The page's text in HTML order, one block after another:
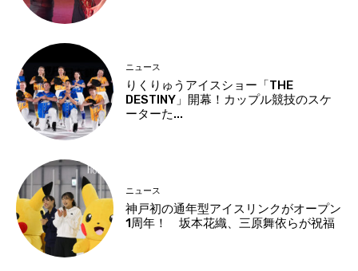
ニュース
りくりゅうアイスショー「THE
DESTINY」開幕！カップル競技のスケ
ーターた...
ニュース
神戸初の通年型アイスリンクがオープン
1周年！ 坂本花織、三原舞依らが祝福